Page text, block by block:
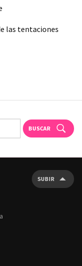
las tentaciones
BUSCAR
SUBIR